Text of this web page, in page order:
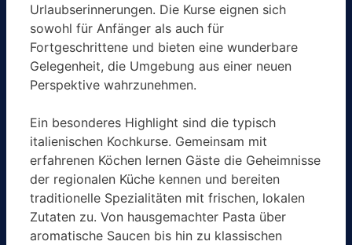
Urlaubserinnerungen. Die Kurse eignen sich
sowohl für Anfänger als auch für
Fortgeschrittene und bieten eine wunderbare
Gelegenheit, die Umgebung aus einer neuen
Perspektive wahrzunehmen.
Ein besonderes Highlight sind die typisch
italienischen Kochkurse. Gemeinsam mit
erfahrenen Köchen lernen Gäste die Geheimnisse
der regionalen Küche kennen und bereiten
traditionelle Spezialitäten mit frischen, lokalen
Zutaten zu. Von hausgemachter Pasta über
aromatische Saucen bis hin zu klassischen